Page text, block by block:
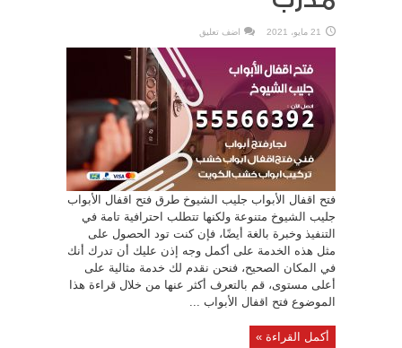
21 مايو، 2021 اضف تعليق
فتح اقفال الأبواب جليب الشيوخ طرق فتح اقفال الأبواب
جليب الشيوخ متنوعة ولكنها تتطلب احترافية تامة في
التنفيذ وخبرة بالغة أيضًا، فإن كنت تود الحصول على
مثل هذه الخدمة على أكمل وجه إذن عليك أن تدرك أنك
في المكان الصحيح، فنحن نقدم لك خدمة مثالية على
أعلى مستوى، قم بالتعرف أكثر عنها من خلال قراءة هذا
الموضوع فتح اقفال الأبواب ...
أكمل القراءة »